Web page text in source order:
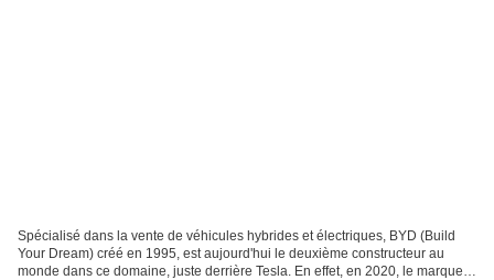
Spécialisé dans la vente de véhicules hybrides et électriques, BYD (Build
Your Dream) créé en 1995, est aujourd'hui le deuxième constructeur au
monde dans ce domaine, juste derrière Tesla. En effet, en 2020, le marque